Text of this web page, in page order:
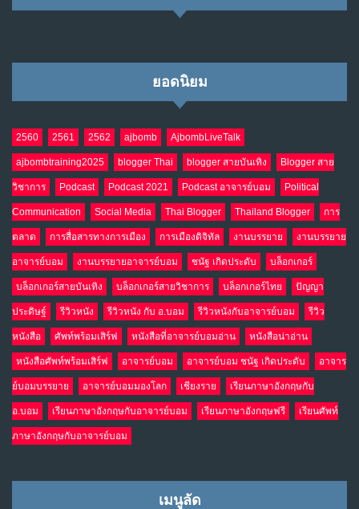
ยอดนิยม
2560 2561 2562 ajbomb AjbombLiveTalk
ajbombtraining2025 blogger Thai blogger สายบันเทิง Blogger สาย
วิชาการ Podcast Podcast 2021 Podcast อาจารย์บอม Political
Communication Social Media Thai Blogger Thailand Blogger การ
ตลาด การสื่อสารทางการเมือง การเมืองดิจิทัล งานบรรยาย งานบรรยาย
อาจารย์บอม งานบรรยายอาจารย์บอม ชนัฐ เกิดประดับ บล็อกเกอร์
บล็อกเกอร์สายบันเทิง บล็อกเกอร์สายวิชาการ บล็อกเกอร์ไทย ปัญญา
ประดิษฐ์ รีวิวหนัง รีวิวหนัง กับ อ.บอม รีวิวหนังกับอาจารย์บอม รีวิว
หนังสือ ศัพท์พร้อมเสิร์ฟ หนังสือที่อาจารย์บอมอ่าน หนังสือน่าอ่าน
หนังสือศัพท์พร้อมเสิร์ฟ อาจารย์บอม อาจารย์บอม ชนัฐ เกิดประดับ อาจาร
ย์บอมบรรยาย อาจารย์บอมมองโลก เชียงราย เรียนภาษาอังกฤษกับ
อ.บอม เรียนภาษาอังกฤษกับอาจารย์บอม เรียนภาษาอังกฤษฟรี เรียนศัพท์
ภาษาอังกฤษกับอาจารย์บอม
เมนูลัด